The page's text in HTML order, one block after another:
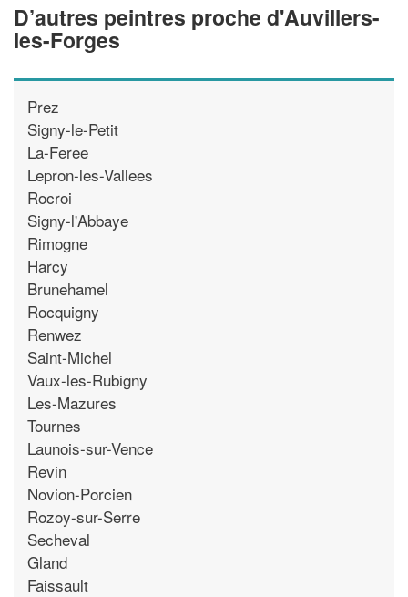
D’autres peintres proche d'Auvillers-
les-Forges
Prez
Signy-le-Petit
La-Feree
Lepron-les-Vallees
Rocroi
Signy-l'Abbaye
Rimogne
Harcy
Brunehamel
Rocquigny
Renwez
Saint-Michel
Vaux-les-Rubigny
Les-Mazures
Tournes
Launois-sur-Vence
Revin
Novion-Porcien
Rozoy-sur-Serre
Secheval
Gland
Faissault